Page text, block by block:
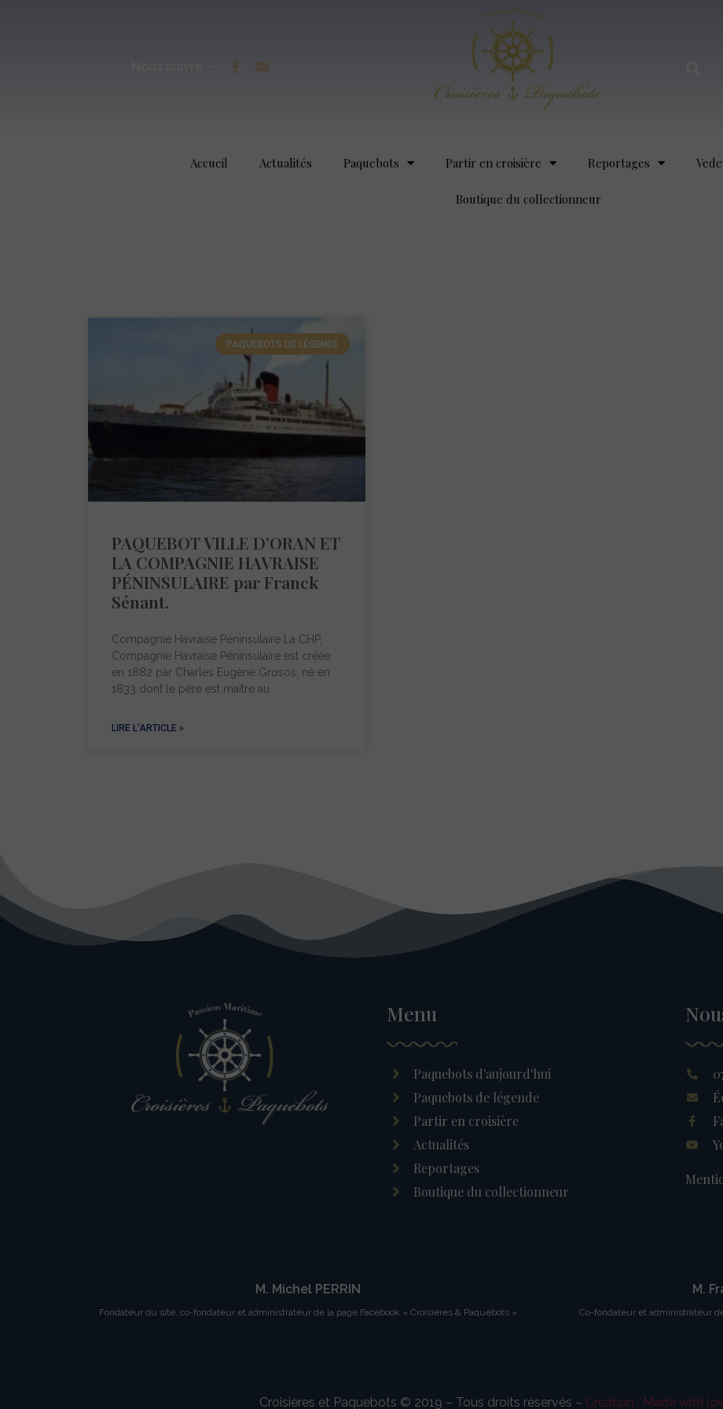
Accueil Actualités Paquebots Partir en croisière Reportages
Boutique du collectionneur
PAQUEBOTS DE LÉGENDE
PAQUEBOT VILLE D’ORAN ET
LA COMPAGNIE HAVRAISE
PÉNINSULAIRE par Franck
Sénant.
Compagnie Havraise Péninsulaire La CHP,
Compagnie Havraise Péninsulaire est créée
en 1882 par Charles Eugène Grosos, né en
1833 dont le père est maître au
LIRE L'ARTICLE »
Menu
Paquebots d'aujourd'hui
Paquebots de légende
Partir en croisière
Actualités
Reportages
Boutique du collectionneur
M. Michel PERRIN
Fondateur du site, co-fondateur et administrateur de la page Facebook « Croisières & Paquebots »
M.
Co-fondateur et administrateur
Croisières et Paquebots © 2019 – Tous droits réservés – Création : Made with